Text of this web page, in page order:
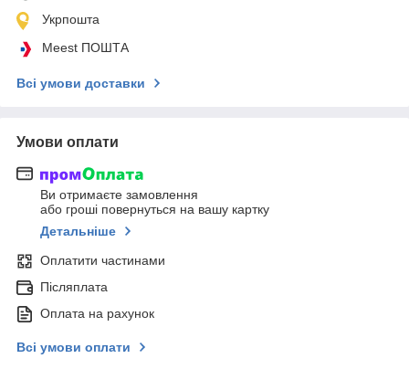
Укрпошта
Meest ПОШТА
Всі умови доставки
Умови оплати
Ви отримаєте замовлення
або гроші повернуться на вашу картку
Детальніше
Оплатити частинами
Післяплата
Оплата на рахунок
Всі умови оплати